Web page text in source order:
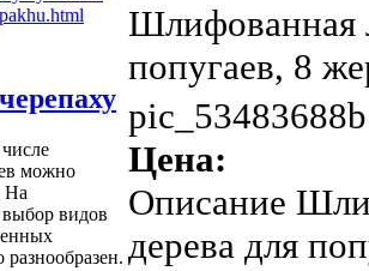
можно
На
видов
разнообразен.
Шлифованная
попугаев, 8
Цена:
Описание
дерева для